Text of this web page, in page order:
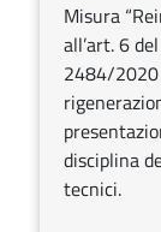
Misura
all’art. 6
2484/2020
disciplina
tecnici.